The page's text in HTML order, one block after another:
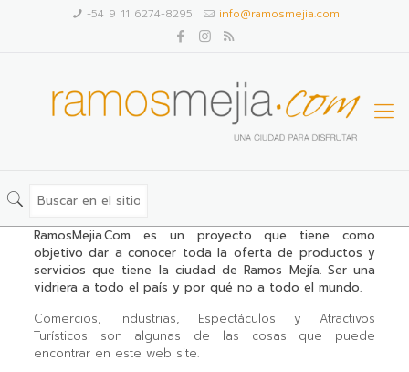
+54 9 11 6274-8295 info@ramosmejia.com
RamosMejia.Com es un proyecto que tiene como
objetivo dar a conocer toda la oferta de productos y
servicios que tiene la ciudad de Ramos Mejía. Ser una
vidriera a todo el país y por qué no a todo el mundo.
Comercios, Industrias, Espectáculos y Atractivos
Turísticos son algunas de las cosas que puede
encontrar en este web site.